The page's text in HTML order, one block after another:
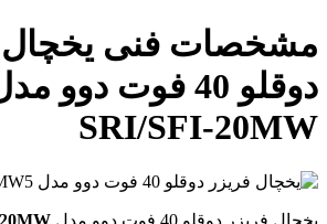
مشخصات فنی یخچال
دوقلو 40 فوت دوو
SRI/SFI-20MW